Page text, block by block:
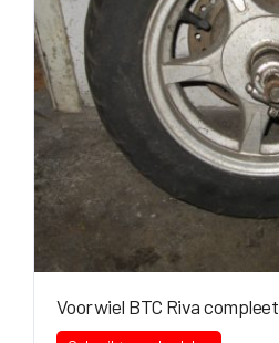
Voorwiel BTC Riva compleet